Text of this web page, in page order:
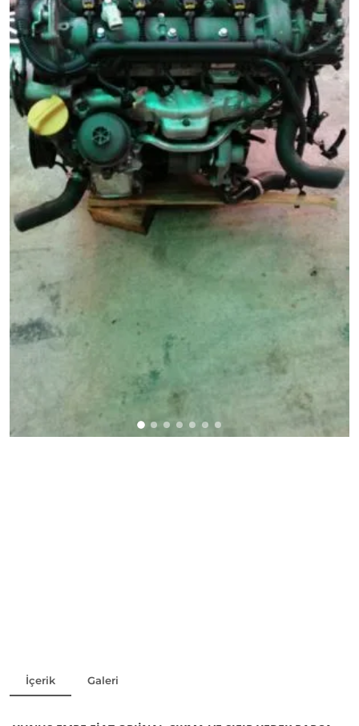
Palio 1.3 75 E4 Sıfır Ayarında Çıkma Motor
Kategori:
Durumu:
İkinci El
Stok Durumu:
Stokta Var
+90553 790 38 01
İçerik Galeri